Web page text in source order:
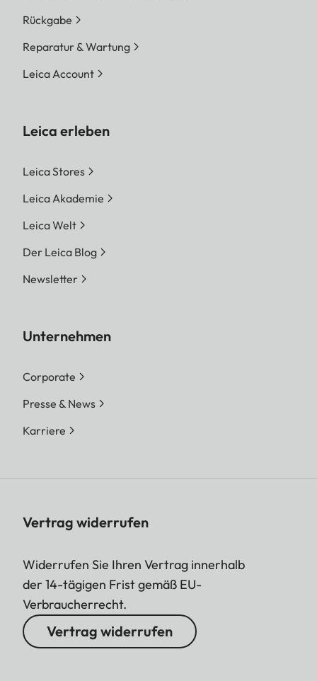
Rückgabe
Reparatur & Wartung
Leica Account
Leica erleben
Leica Stores
Leica Akademie
Leica Welt
Der Leica Blog
Newsletter
Unternehmen
Corporate
Presse & News
Karriere
Vertrag widerrufen
Widerrufen Sie Ihren Vertrag innerhalb
der 14-tägigen Frist gemäß EU-
Verbraucherrecht.
Vertrag widerrufen